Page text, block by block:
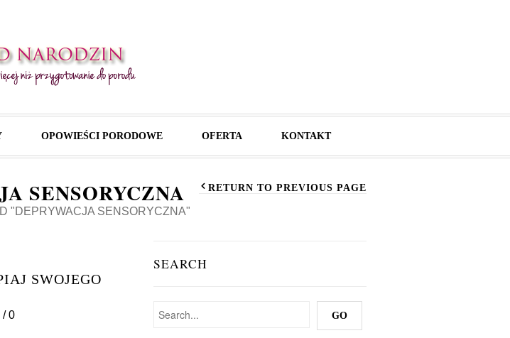
OPOWIEŚCI PORODOWE OFERTA KONTAKT
SENSORYCZNA
"DEPRYWACJA SENSORYCZNA"
RETURN TO PREVIOUS PAGE
SWOJEGO
/0
SEARCH